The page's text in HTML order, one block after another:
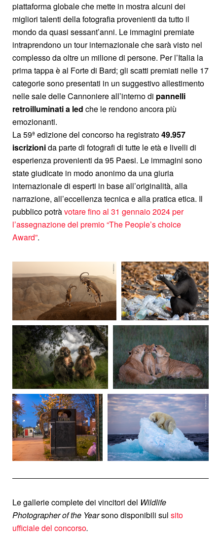
piattaforma globale che mette in mostra alcuni dei
migliori talenti della fotografia provenienti da tutto il
mondo da quasi sessant’anni. Le immagini premiate
intraprendono un tour internazionale che sarà visto nel
complesso da oltre un milione di persone. Per l’Italia la
prima tappa è al Forte di Bard; gli scatti premiati nelle 17
categorie sono presentati in un suggestivo allestimento
nelle sale delle Cannoniere all’interno di pannelli
retroilluminati a led che le rendono ancora più
emozionanti.
La 59ª edizione del concorso ha registrato49.957
iscrizionida parte di fotografi di tutte le età e livelli di
esperienza provenienti da 95 Paesi. Le immagini sono
state giudicate in modo anonimo da una giuria
internazionale di esperti in base all’originalità, alla
narrazione, all’eccellenza tecnica e alla pratica etica. Il
pubblico potràvotare fino al 31 gennaio 2024 per
l’assegnazione del premio “The People’s choice
Award”.
Le gallerie complete dei vincitori del Wildlife
Photographer of the Yearsono disponibili sul sito
ufficiale del concorso.